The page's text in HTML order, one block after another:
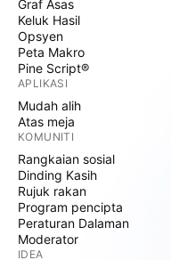
Graf Asas
Keluk Hasil
Opsyen
Peta Makro
Pine Script®
APLIKASI
Mudah alih
Atas meja
KOMUNITI
Rangkaian sosial
Dinding Kasih
Rujuk rakan
Program pencipta
Peraturan Dalaman
Moderator
IDEA